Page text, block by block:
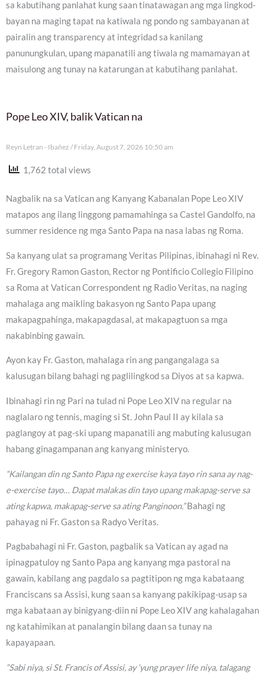
sa kabutihang panlahat kung saan tinatawagan ang mga lingkod-
bayan na maging tapat na katiwala ng pondo ng sambayanan at
pairalin ang transparency at integridad sa kanilang
panunungkulan, upang mapanatili ang tiwala ng mamamayan at
maisulong ang tunay na katarungan at kabutihang panlahat.
Pope Leo XIV, balik Vatican na
Reyn Letran - Ibañez Friday, August 7, 2026 10:50 am
1,762 total views
Nagbalik na sa Vatican ang Kanyang Kabanalan Pope Leo XIV
matapos ang ilang linggong pamamahinga sa Castel Gandolfo, na
summer residence ng mga Santo Papa na nasa labas ng Roma.
Sa kanyang ulat sa programang Veritas Pilipinas, ibinahagi ni Rev.
Fr. Gregory Ramon Gaston, Rector ng Pontificio Collegio Filipino
sa Roma at Vatican Correspondent ng Radio Veritas, na naging
mahalaga ang maikling bakasyon ng Santo Papa upang
makapagpahinga, makapagdasal, at makapagtuon sa mga
nakabinbing gawain.
Ayon kay Fr. Gaston, mahalaga rin ang pangangalaga sa
kalusugan bilang bahagi ng paglilingkod sa Diyos at sa kapwa.
Ibinahagi rin ng Pari na tulad ni Pope Leo XIV na regular na
naglalaro ng tennis, maging si St. John Paul II ay kilala sa
paglangoy at pag-ski upang mapanatili ang mabuting kalusugan
habang ginagampanan ang kanyang ministeryo.
“Kailangan din ng Santo Papa ng exercise kaya tayo rin sana ay nag-
e-exercise tayo… Dapat malakas din tayo upang makapag-serve sa
ating kapwa, makapag-serve sa ating Panginoon.”Bahagi ng
pahayag ni Fr. Gaston sa Radyo Veritas.
Pagbabahagi ni Fr. Gaston, pagbalik sa Vatican ay agad na
ipinagpatuloy ng Santo Papa ang kanyang mga pastoral na
gawain, kabilang ang pagdalo sa pagtitipon ng mga kabataang
Franciscans sa Assisi, kung saan sa kanyang pakikipag-usap sa
mga kabataan ay binigyang-diin ni Pope Leo XIV ang kahalagahan
ng katahimikan at panalangin bilang daan sa tunay na
kapayapaan.
“Sabi niya, si St. Francis of Assisi, ay ‘yung prayer life niya, talagang